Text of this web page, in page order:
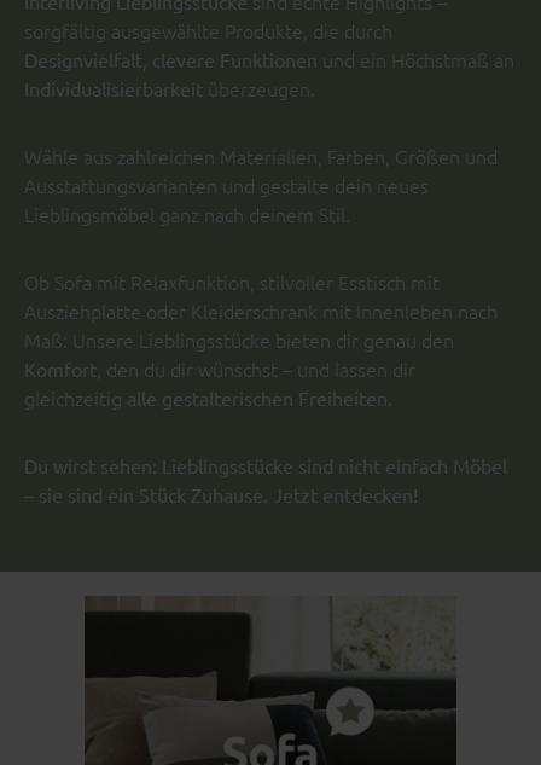
sorgfältig ausgewählte Produkte, die durch
Designvielfalt, clevere Funktionen und ein Höchstmaß an
Individualisierbarkeit überzeugen.
Wähle aus zahlreichen Materialien, Farben, Größen und
Ausstattungsvarianten und gestalte dein neues
Lieblingsmöbel ganz nach deinem Stil.
Ob Sofa mit Relaxfunktion, stilvoller Esstisch mit
Ausziehplatte oder Kleiderschrank mit Innenleben nach
Maß: Unsere Lieblingsstücke bieten dir genau den
Komfort , den du dir wünschst – und lassen dir
gleichzeitig alle gestalterischen Freiheiten
Du wirst sehen: Lieblingsstücke sind nicht einfach Möbel
– sie sind ein Stück Zuhause. Jetzt entdecken!
Bildergalerie überspringen